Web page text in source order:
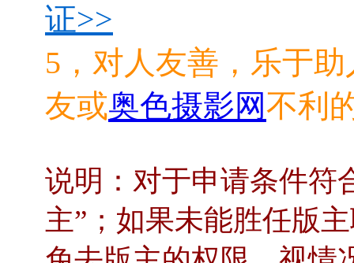
证>>
5，对人友善，乐于
友或奥色摄影网不利
说明：对于申请条件符
主”；如果未能胜任版